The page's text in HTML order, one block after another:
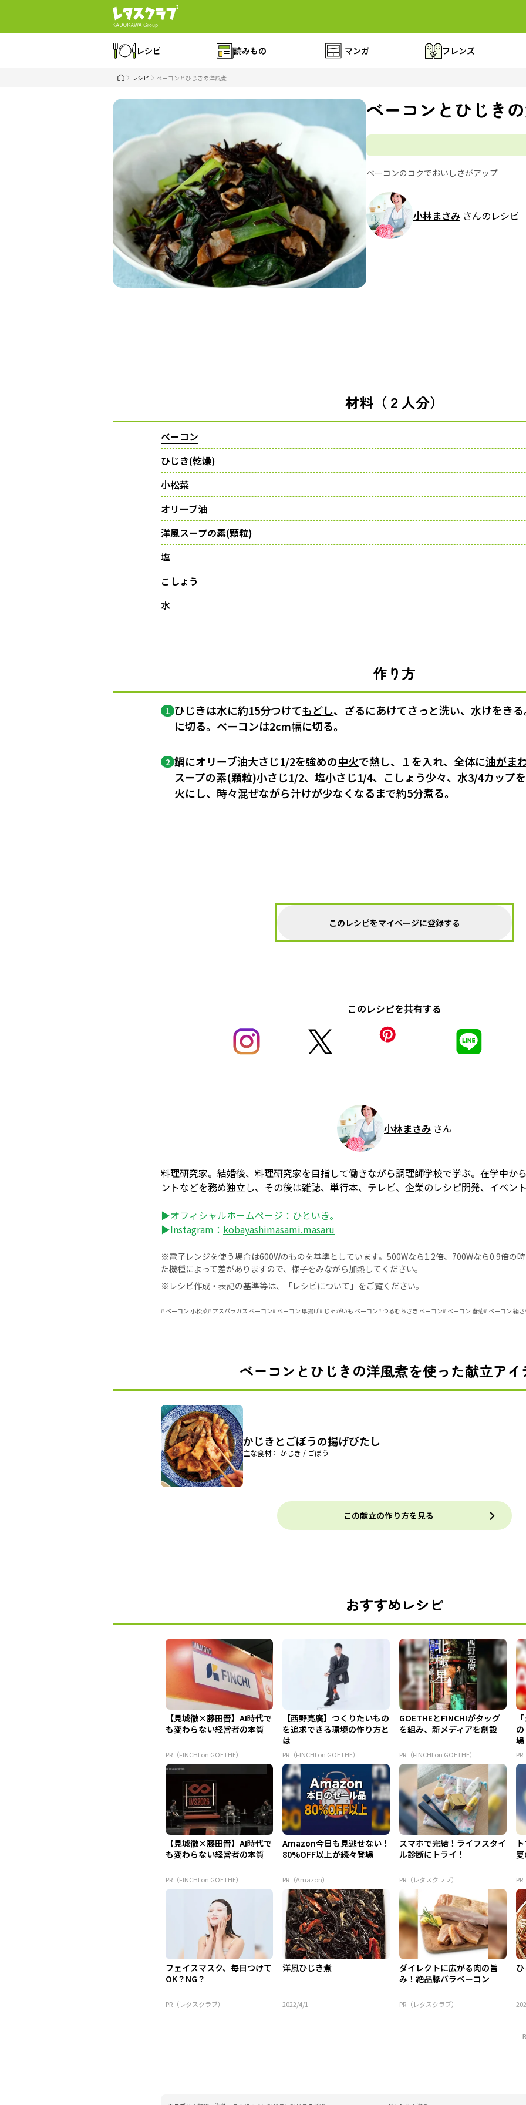
レシピ 読みもの マンガ フレンズ
レシピ ベーコンとひじきの洋風煮
ベーコンとひじき
ベーコンのコクでおいしさがアップ
小林まさみ さんのレシピ
材料（２人分）
ベーコン
ひじき(乾燥)
小松菜
オリーブ油
洋風スープの素(顆粒)
塩
こしょう
水
作り方
1 ひじきは水に約15分つけてもどし、ざるにあけてさっと洗い、水けをき
に切る。ベーコンは2cm幅に切る。
2 鍋にオリーブ油大さじ1/2を強めの中火で熱し、１を入れ、全体に油がま
スープの素(顆粒)小さじ1/2、塩小さじ1/4、こしょう少々、水3/4カップ
火にし、時々混ぜながら汁けが少なくなるまで約5分煮る。
このレシピをマイページに登録する
このレシピを共有する
小林まさみ さん
料理研究家。結婚後、料理研究家を目指して働きながら調理師学校で学ぶ。在学中か
ントなどを務め独立し、その後は雑誌、単行本、テレビ、企業のレシピ開発、イベン
▶オフィシャルホームページ： ひといき。
▶Instagram： kobayashimasami.masaru
※電子レンジを使う場合は600Wのものを基準としています。500Wなら1.2倍、700Wなら0.9倍の
た機種によって差がありますので、様子をみながら加熱してください。
※レシピ作成・表記の基準等は、
「レシピについて」 をご覧ください。
#ベーコン 小松菜# アスパラガス ベーコン#ベーコン 厚揚げ# じゃがいも ベーコン# つるむらさき ベーコン#ベーコン 春菊#ベーコン 絹
ベーコンとひじきの洋風煮を使った献立アイ
かじきとごぼうの揚げびたし
主な食材： かじき / ごぼう
この献立の作り方を見る
おすすめレシピ
【見城徹×藤田晋】AI時代で
も変わらない経営者の本質
PR（FINCHI on GOETHE）
【西野亮廣】つくりたいもの
を追求できる環境の作り方と
は
PR（FINCHI on GOETHE）
GOETHEとFINCHIがタッグ
を組み、新メディアを創設
PR（FINCHI on GOETHE）
【見城徹×藤田晋】AI時代で
も変わらない経営者の本質
PR（FINCHI on GOETHE）
Amazon今日も見逃せない！
80%OFF以上が続々登場
PR（Amazon）
スマホで完結！ライフスタイ
ル診断にトライ！
PR（レタスクラブ）
フェイスマスク、毎日つけて
OK？NG？
PR（レタスクラブ）
洋風ひじき煮
2022/4/1
ダイレクトに広がる肉の旨
み！絶品豚バラベーコン
PR（レタスクラブ）